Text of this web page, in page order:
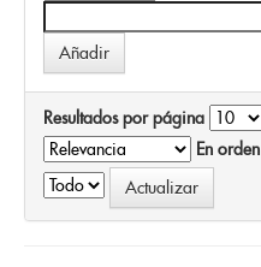
Resultados por página
En orden